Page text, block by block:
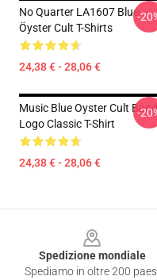
No Quarter LA1607 Blue
Öyster Cult T-Shirts
24,38 € - 28,06 €
-
Music Blue Oyster Cult Band
Logo Classic T-Shirt
24,38 € - 28,06 €
-
Spedizione mondiale
Spediamo in oltre 200